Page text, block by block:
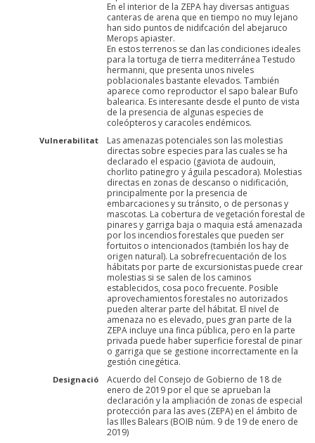
En el interior de la ZEPA hay diversas antiguas
canteras de arena que en tiempo no muy lejano
han sido puntos de nidifcación del abejaruco
Merops apiaster.
En estos terrenos se dan las condiciones ideales
para la tortuga de tierra mediterránea Testudo
hermanni, que presenta unos niveles
poblacionales bastante elevados. También
aparece como reproductor el sapo balear Bufo
balearica. Es interesante desde el punto de vista
de la presencia de algunas especies de
coleópteros y caracoles endémicos.
Vulnerabilitat
Las amenazas potenciales son las molestias
directas sobre especies para las cuales se ha
declarado el espacio (gaviota de audouin,
chorlito patinegro y águila pescadora). Molestias
directas en zonas de descanso o nidificación,
principalmente por la presencia de
embarcaciones y su tránsito, o de personas y
mascotas. La cobertura de vegetación forestal de
pinares y garriga baja o maquia está amenazada
por los incendios forestales que pueden ser
fortuitos o intencionados (también los hay de
origen natural). La sobrefrecuentación de los
hábitats por parte de excursionistas puede crear
molestias si se salen de los caminos
establecidos, cosa poco frecuente. Posible
aprovechamientos forestales no autorizados
pueden alterar parte del hábitat. El nivel de
amenaza no es elevado, pues gran parte de la
ZEPA incluye una finca pública, pero en la parte
privada puede haber superficie forestal de pinar
o garriga que se gestione incorrectamente en la
gestión cinegética.
Designació
Acuerdo del Consejo de Gobierno de 18 de
enero de 2019 por el que se aprueban la
declaración y la ampliación de zonas de especial
protección para las aves (ZEPA) en el ámbito de
las Illes Balears (BOIB núm. 9 de 19 de enero de
2019)